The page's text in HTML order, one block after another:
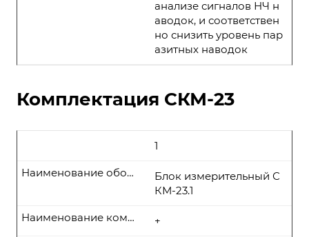
анализе сигналов НЧ н
аводок, и соответствен
но снизить уровень пар
азитных наводок
Комплектация СКМ-23
1
Блок измерительный С
КМ-23.1
Наименование оборудования
+
Наименование комплекта поставки